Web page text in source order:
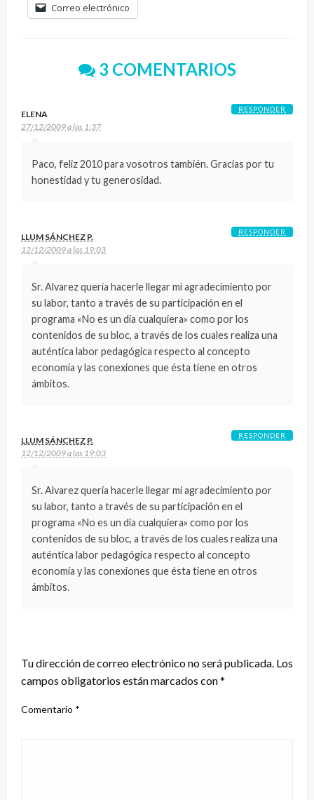
Correo electrónico
3 COMENTARIOS
ELENA
27/12/2009 a las 1:37
Paco, feliz 2010 para vosotros también. Gracias por tu
honestidad y tu generosidad.
RESPONDER
LLUM SÁNCHEZ P.
12/12/2009 a las 19:03
Sr. Alvarez quería hacerle llegar mi agradecimiento por
su labor, tanto a través de su participación en el
programa «No es un día cualquiera» como por los
contenidos de su bloc, a través de los cuales realiza una
auténtica labor pedagógica respecto al concepto
economía y las conexiones que ésta tiene en otros
ámbitos.
RESPONDER
LLUM SÁNCHEZ P.
12/12/2009 a las 19:03
Sr. Alvarez quería hacerle llegar mi agradecimiento por
su labor, tanto a través de su participación en el
programa «No es un día cualquiera» como por los
contenidos de su bloc, a través de los cuales realiza una
auténtica labor pedagógica respecto al concepto
economía y las conexiones que ésta tiene en otros
ámbitos.
RESPONDER
Tu dirección de correo electrónico no será publicada. Los
campos obligatorios están marcados con*
Comentario *